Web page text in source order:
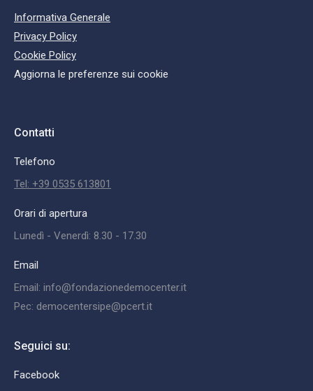
Informativa Generale
Privacy Policy
Cookie Policy
Aggiorna le preferenze sui cookie
Contatti
Telefono
Tel: +39 0535 613801
Orari di apertura
Lunedì - Venerdì: 8.30 - 17.30
Email
Email: info@fondazionedemocenter.it
Pec: democentersipe@pcert.it
Seguici su:
Facebook